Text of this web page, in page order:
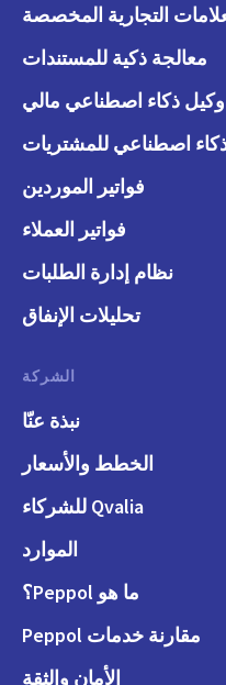
التجارية المخصصة
معالجة ذكية للمستندات
وكيل ذكاء اصطناعي مالي
اصطناعي للمشتريات
فواتير الموردين
فواتير العملاء
نظام إدارة الطلبات
تحليلات الإنفاق
الشركة
نبذة عنّا
الخطط والأسعار
Qvalia للشركاء
الموارد
ما هو Peppol؟
مقارنة خدمات Peppol
الأمان والثقة